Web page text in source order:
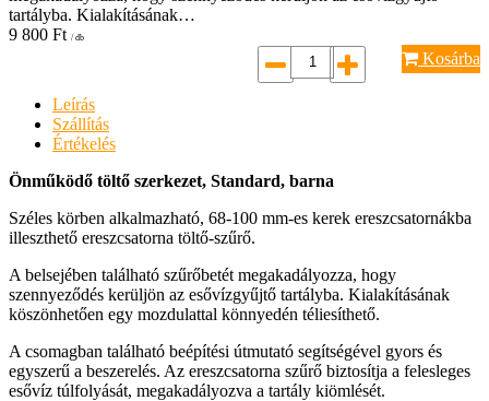
tartályba. Kialakításának…
9 800 Ft / db
Kosárba
Leírás
Szállítás
Értékelés
Önműködő töltő szerkezet, Standard, barna
Széles körben alkalmazható, 68-100 mm-es kerek ereszcsatornákba
illeszthető ereszcsatorna töltő-szűrő.
A belsejében található szűrőbetét megakadályozza, hogy
szennyeződés kerüljön az esővízgyűjtő tartályba. Kialakításának
köszönhetően egy mozdulattal könnyedén téliesíthető.
A csomagban található beépítési útmutató segítségével gyors és
egyszerű a beszerelés. Az ereszcsatorna szűrő biztosítja a felesleges
esővíz túlfolyását, megakadályozva a tartály kiömlését.